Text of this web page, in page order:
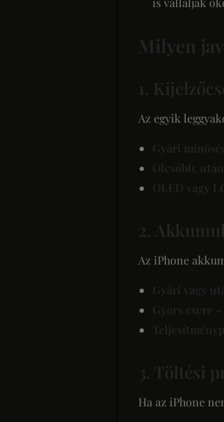
Milyen
1.
Az egyik
Gyári
Olcsóbb,
OLED vagy
2.
Az iPhone
Gyári vagy
Gyors csere
3. Töltési
Ha az iPhone